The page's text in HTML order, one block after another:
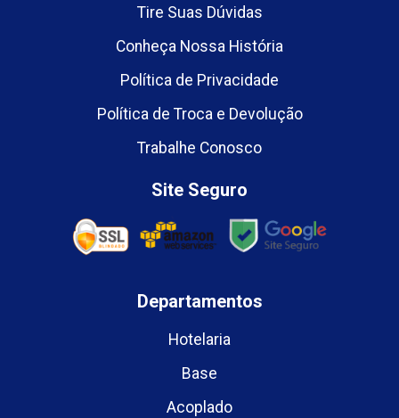
Tire Suas Dúvidas
Conheça Nossa História
Política de Privacidade
Política de Troca e Devolução
Trabalhe Conosco
Site Seguro
Departamentos
Hotelaria
Base
Acoplado